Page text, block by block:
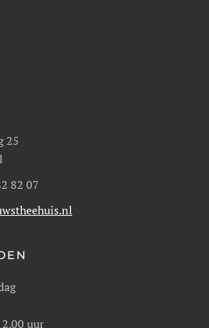
25
82 07
uur